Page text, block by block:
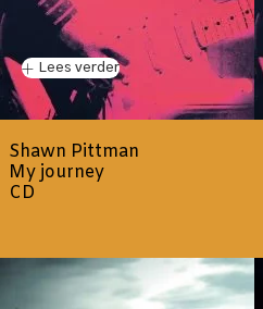
Lees verder
Shawn Pittman
My journey
CD